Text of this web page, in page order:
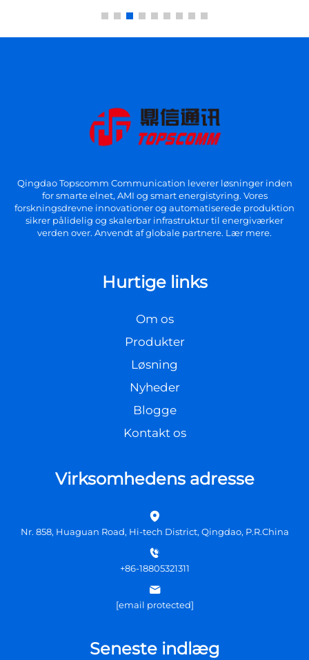
Qingdao Topscomm Communication leverer løsninger inden
for smarte elnet, AMI og smart energistyring. Vores
forskningsdrevne innovationer og automatiserede produktion
sikrer pålidelig og skalerbar infrastruktur til energiværker
verden over. Anvendt af globale partnere. Lær mere.
Hurtige links
Om os
Produkter
Løsning
Nyheder
Blogge
Kontakt os
Virksomhedens adresse
Nr. 858, Huaguan Road, Hi-tech District, Qingdao, P.R.China
+86-18805321311
[email protected]
Seneste indlæg